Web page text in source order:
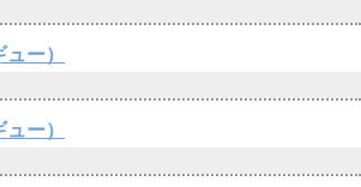
ー）
ー）